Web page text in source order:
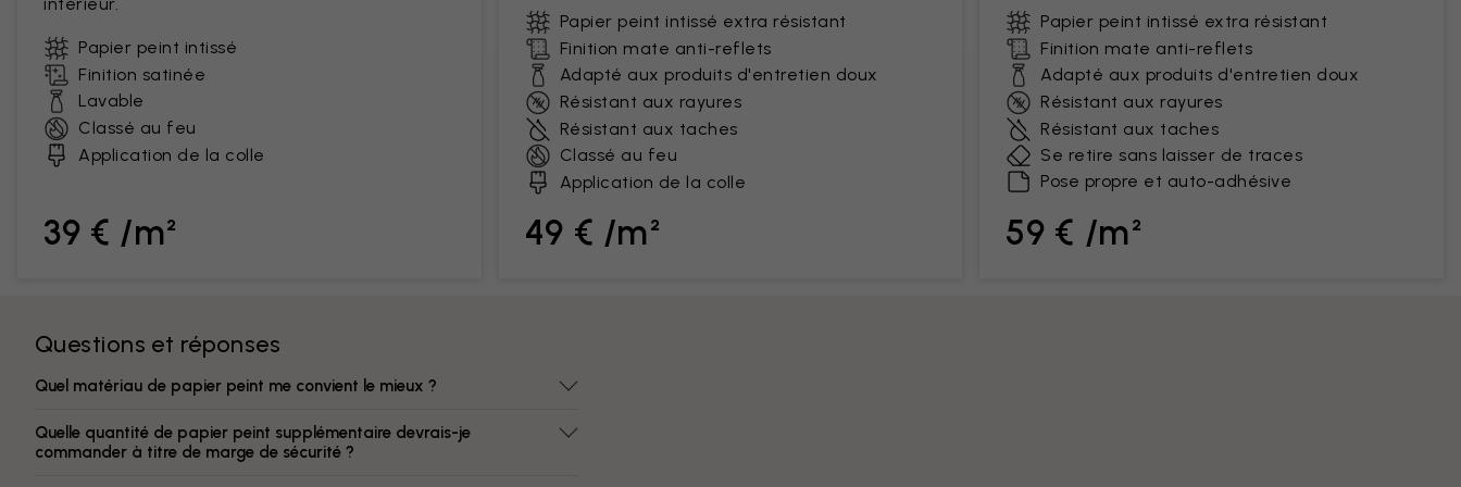
Papier peint intissé
Finition satinée
Lavable
Classé au feu
Application de la colle
39 € /m²
Papier peint intissé extra résistant
Finition mate anti-reflets
Adapté aux produits d'entretien doux
Résistant aux rayures
Résistant aux taches
Classé au feu
Application de la colle
49 € /m²
Papier peint intissé extra résistant
Finition mate anti-reflets
Adapté aux produits d'entretien doux
Résistant aux rayures
Résistant aux taches
Se retire sans laisser de traces
Pose propre et auto-adhésive
59 € /m²
Questions et réponses
Quel matériau de papier peint me convient le mieux ?
Quelle quantité de papier peint supplémentaire devrais-je
commander à titre de marge de sécurité ?